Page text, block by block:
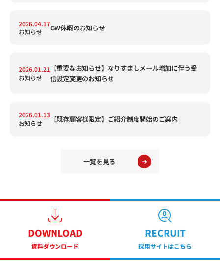
2026.04.17
お知らせ
GW休暇のお知らせ
2026.01.21
お知らせ
【重要なお知らせ】なりすましメール増加に伴う受
信設定変更のお知らせ
2026.01.13
お知らせ
【既存顧客様限定】ご紹介制度開始のご案内
一覧を見る
DOWNLOAD
資料ダウンロード
RECRUIT
採用サイトはこちら